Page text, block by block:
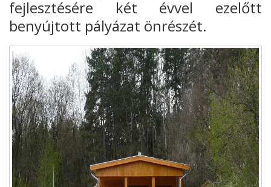
fejlesztésére két évvel ezelőtt
benyújtott pályázat önrészét.